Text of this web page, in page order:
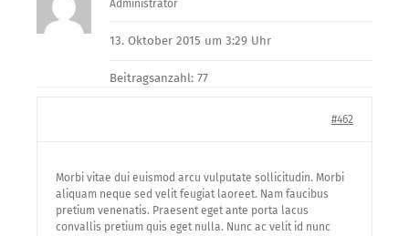
Administrator
13. Oktober 2015 um 3:29 Uhr
Beitragsanzahl: 77
#462
Morbi vitae dui euismod arcu vulputate sollicitudin. Morbi
aliquam neque sed velit feugiat laoreet. Nam faucibus
pretium venenatis. Praesent eget ante porta lacus
convallis pretium quis eget nulla. Nunc ac velit id nunc